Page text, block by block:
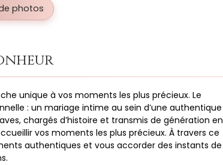
photos
unique à vos moments les plus précieux. Le
: un mariage intime au sein d’une authentique
chargés d’histoire et transmis de génération en
vos moments les plus précieux. À travers ce
authentiques et vous accorder des instants de